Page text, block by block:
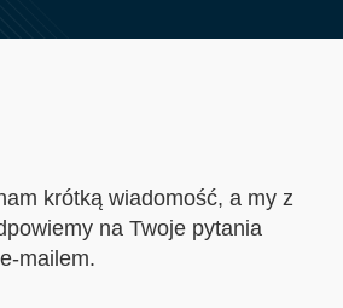
krótką wiadomość, a my z
na Twoje pytania
mailem.